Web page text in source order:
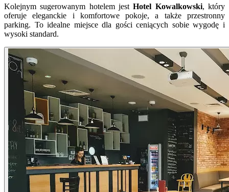
Kolejnym sugerowanym hotelem jestHotel Kowalkowski, który
oferuje eleganckie i komfortowe pokoje, a także przestronny
parking. To idealne miejsce dla gości ceniących sobie wygodę i
wysoki standard.